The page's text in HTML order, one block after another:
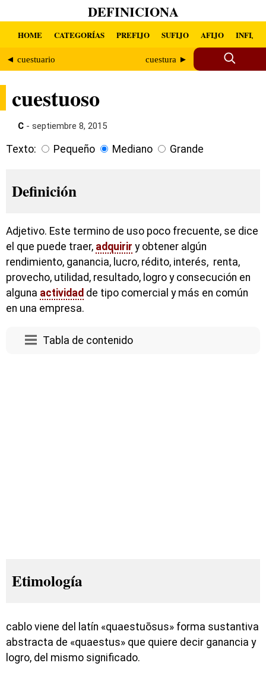
DEFINICIONA
HOME CATEGORÍAS PREFIJO SUFIJO AFIJO INFIJO
◄ cuestuario cuestura ►
cuestuoso
C - septiembre 8, 2015
Texto: Pequeño Mediano Grande
Definición
Adjetivo. Este termino de uso poco frecuente, se dice
el que puede traer, adquirir y obtener algún
rendimiento, ganancia, lucro, rédito, interés, renta,
provecho, utilidad, resultado, logro y consecución en
alguna actividad de tipo comercial y más en común
en una empresa.
Tabla de contenido
Etimología
cablo viene del latín «quaestuōsus» forma sustantiva
abstracta de «quaestus» que quiere decir ganancia y
logro, del mismo significado.